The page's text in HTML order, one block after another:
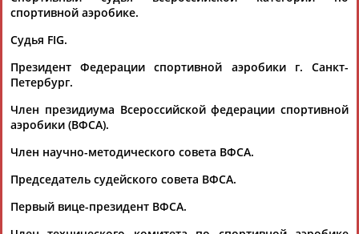
Каримжан
АБДРАХМАНОВ
Аделя
АБДРАХМАНОВА
Андрей
АБДУВАЛИЕВ
спортивной аэробике.
Судья FIG.
Президент Федерации спортивной аэробики г. Санкт-
Петербург.
Член президиума Всероссийской федерации спортивной
аэробики (ВФСА).
Член научно-методического совета ВФСА.
Председатель судейского совета ВФСА.
Первый вице-президент ВФСА.